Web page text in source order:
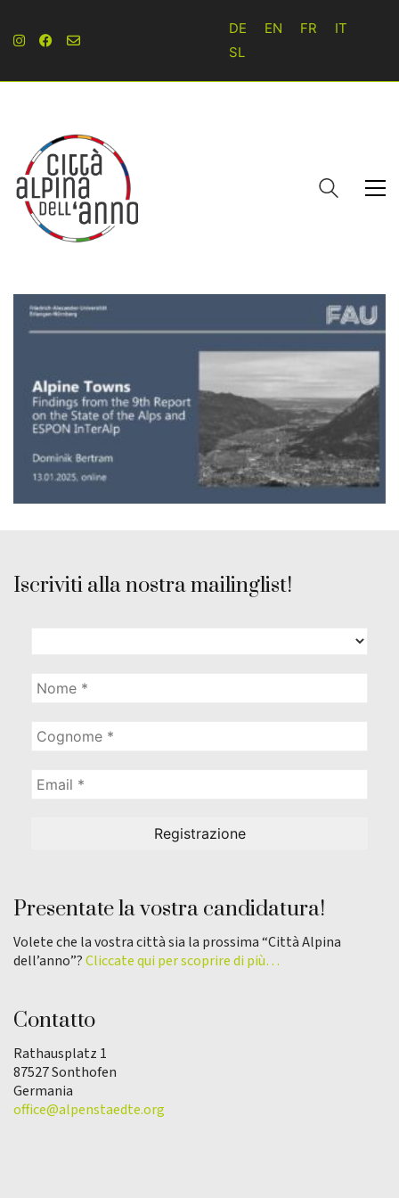
DE EN FR
IT
SL
Iscriviti alla nostra mailinglist!
Presentate la vostra candidatura!
Volete che la vostra città sia la prossima “Città Alpina
dell’anno”?Cliccate qui per scoprire di più…
Contatto
Rathausplatz 1
87527 Sonthofen
Germania
office@alpenstaedte.org